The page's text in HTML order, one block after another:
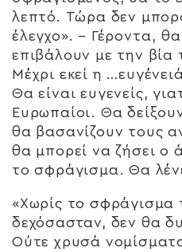
λεπτό. Τώρα δεν
έλεγχο». – Γέροντα,
επιβάλουν με την βία
Μέχρι εκεί η
Θα είναι ευγενείς,
Ευρωπαίοι. Θα
θα βασανίζουν τους
θα μπορεί να ζήσει ο
το σφράγισμα. Θα
«Χωρίς το σφράγισμα
δεχόσασταν, δεν θα
Ούτε χρυσά